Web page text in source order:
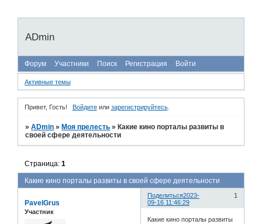
ADmin
Форум Участники Поиск Регистрация Войти
Активные темы
Привет, Гость! Войдитеили зарегистрируйтесь.
»ADmin » Моя прелесть » Какие кино порталы развиты в
своей сфере деятельности
Какие кино порталы развиты в своей сфере деятельности
Страница:1
Поделиться 1
2023-
09-16 11:46:29
PavelGrus
Участник
Какие кино порталы развиты